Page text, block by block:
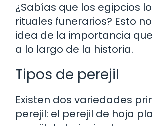
¿Sabías que los egipcios
rituales funerarios? Esto
idea de la importancia
a lo largo de la historia.
Tipos de perejil
Existen dos variedades
perejil: el perejil de hoja